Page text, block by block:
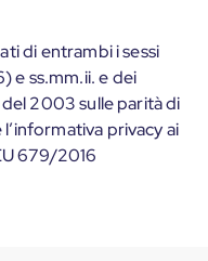
di entrambi i sessi
e ss.mm.ii. e dei
del 2003 sulle parità di
privacy ai
679/2016